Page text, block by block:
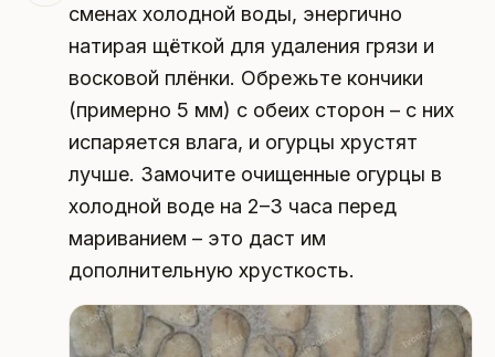
сменах холодной воды, энергично
натирая щёткой для удаления грязи и
восковой плёнки. Обрежьте кончики
(примерно 5 мм) с обеих сторон – с них
испаряется влага, и огурцы хрустят
лучше. Замочите очищенные огурцы в
холодной воде на 2–3 часа перед
мариванием – это даст им
дополнительную хрусткость.